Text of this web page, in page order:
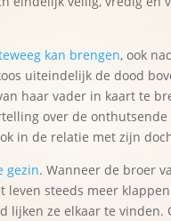
kan brengen, ook
uiteindelijk de dood
haar vader in kaart te
over de
in de relatie met zijn
gezin. Wanneer de broer
steeds meer
lijken ze elkaar te vinden.